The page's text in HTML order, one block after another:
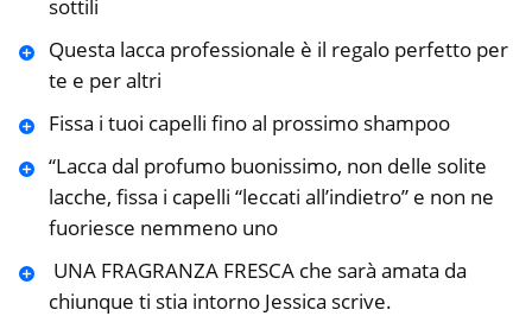
sottili
Questa lacca professionale è il regalo perfetto per
te e per altri
Fissa i tuoi capelli fino al prossimo shampoo
“Lacca dal profumo buonissimo, non delle solite
lacche, fissa i capelli “leccati all’indietro” e non ne
fuoriesce nemmeno uno
️ UNA FRAGRANZA FRESCA che sarà amata da
chiunque ti stia intorno Jessica scrive.